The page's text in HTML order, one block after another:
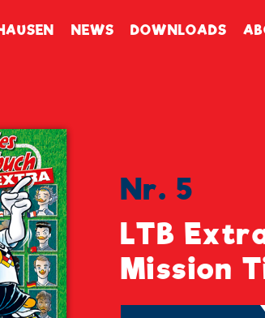
NEWS DOWNLOADS
Nr. 5
LTB
Mission